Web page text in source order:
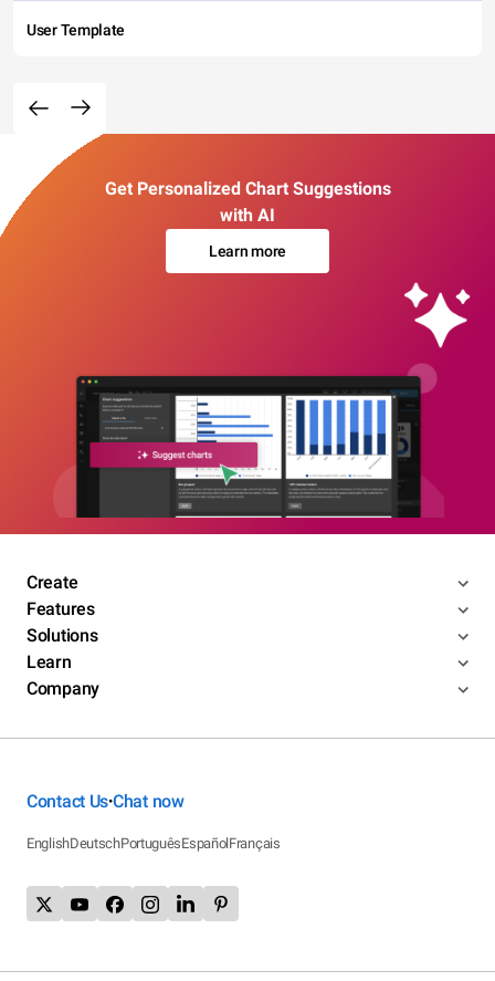
User Template
Get Personalized Chart Suggestions
with AI
Learn more
Create
Features
Solutions
Learn
Company
Contact Us•Chat now
EnglishDeutschPortuguêsEspañolFrançais